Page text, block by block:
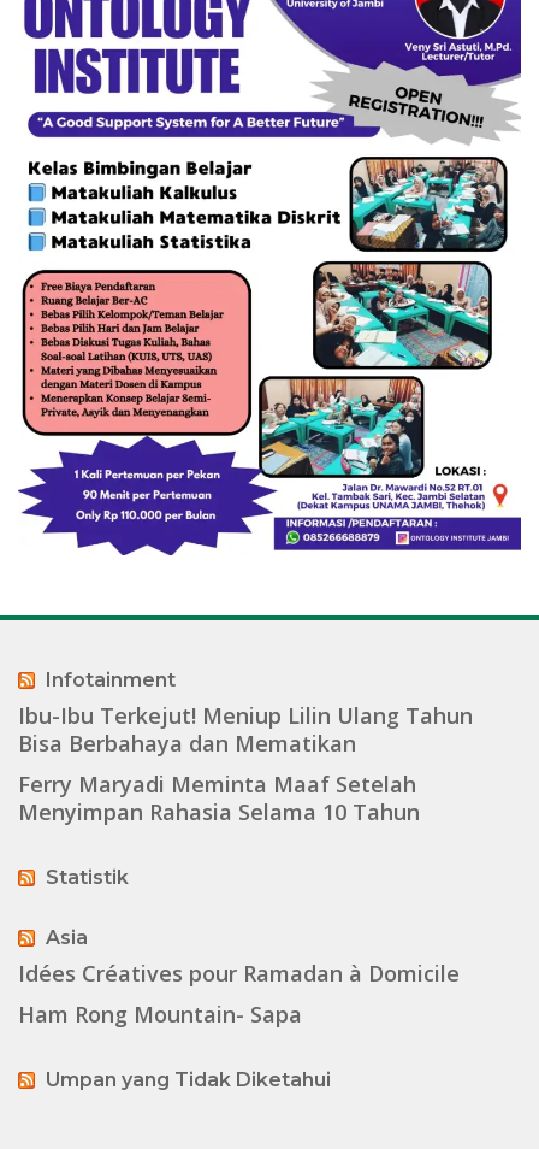
Infotainment
Ibu-Ibu Terkejut! Meniup Lilin Ulang Tahun
Bisa Berbahaya dan Mematikan
Ferry Maryadi Meminta Maaf Setelah
Menyimpan Rahasia Selama 10 Tahun
Statistik
Asia
Idées Créatives pour Ramadan à Domicile
Ham Rong Mountain- Sapa
Umpan yang Tidak Diketahui